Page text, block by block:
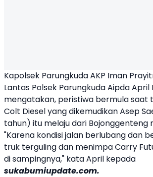
Kapolsek Parungkuda AKP Iman
Lantas Polsek Parungkuda Aipda April
mengatakan, peristiwa bermula saat
Colt Diesel yang dikemudikan Asep
tahun) itu melaju dari Bojonggenteng
"Karena kondisi jalan berlubang dan
truk terguling dan menimpa Carry
di sampingnya," kata April kepada
sukabumiupdate.com.